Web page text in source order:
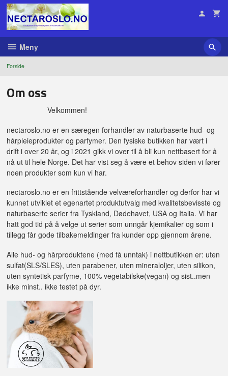
Gå
innholdet
Meny
Forside
Om oss
Velkommen!
nectaroslo.no er en særegen forhandler av naturbaserte hud- og
hårpleieprodukter og parfymer. Den fysiske butikken har vært i
drift i over 20 år, og i 2021 gikk vi over til å bli kun nettbasert for å
nå ut til hele Norge. Det har vist seg å være et behov siden vi fører
noen produkter som kun vi har.
nectaroslo.no er en frittstående velværeforhandler og derfor har vi
kunnet utviklet et egenartet produktutvalg med kvalitetsbevisste og
naturbaserte serier fra Tyskland, Dødehavet, USA og Italia. Vi har
hatt god tid på å velge ut serier som unngår kjemikalier og som i
tillegg får gode tilbakemeldinger fra kunder opp gjennom årene.
Alle hud- og hårproduktene (med få unntak) i nettbutikken er: uten
sulfat(SLS/SLES), uten parabener, uten mineraloljer, uten silikon,
uten syntetisk parfyme, 100% vegetabilske(vegan) og sist..men
ikke minst.. ikke testet på dyr.